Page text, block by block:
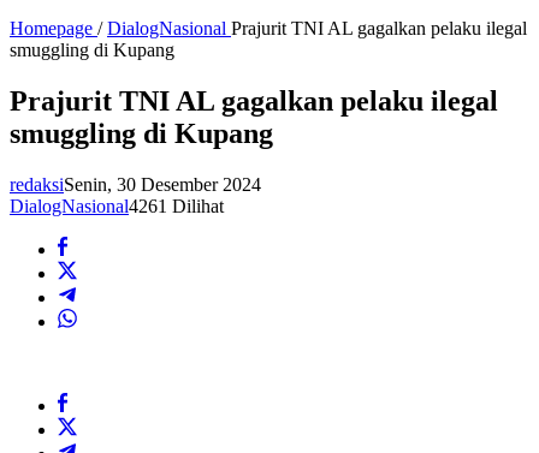
Homepage / DialogNasional Prajurit TNI AL gagalkan pelaku ilegal
smuggling di Kupang
Prajurit TNI AL gagalkan pelaku ilegal
smuggling di Kupang
redaksiSenin, 30 Desember 2024
DialogNasional4261 Dilihat